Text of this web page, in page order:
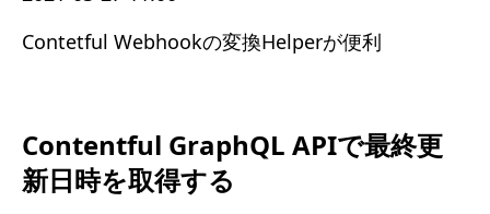
Contetful Webhookの変換Helperが便利
Contentful GraphQL APIで最終更
新日時を取得する